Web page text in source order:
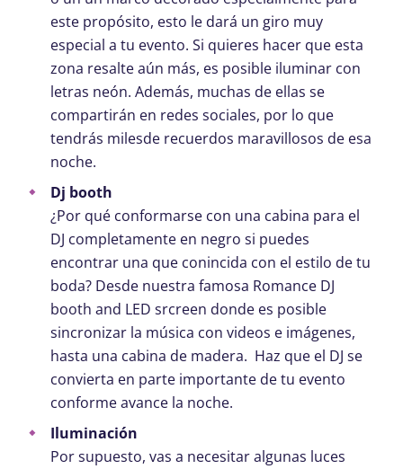
este propósito, esto le dará un giro muy
especial a tu evento. Si quieres hacer que esta
zona resalte aún más, es posible iluminar con
letras neón. Además, muchas de ellas se
compartirán en redes sociales, por lo que
tendrás milesde recuerdos maravillosos de esa
noche.
Dj booth
¿Por qué conformarse con una cabina para el
DJ completamente en negro si puedes
encontrar una que conincida con el estilo de tu
boda? Desde nuestra famosa Romance DJ
booth and LED srcreen donde es posible
sincronizar la música con videos e imágenes,
hasta una cabina de madera. Haz que el DJ se
convierta en parte importante de tu evento
conforme avance la noche.
Iluminación
Por supuesto, vas a necesitar algunas luces